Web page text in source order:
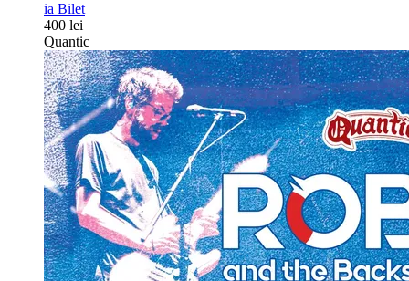
ia Bilet
400 lei
Quantic